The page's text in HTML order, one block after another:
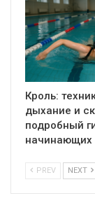
Кроль:
дыхание и
подробный
начинающих
PREV NEXT